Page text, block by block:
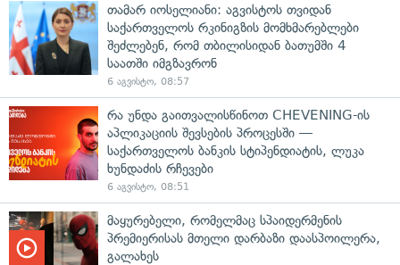
თამარ იოსელიანი: აგვისტოს თვიდან
საქართველოს რკინიგზის მომხმარებლები
შეძლებენ, რომ თბილისიდან ბათუმში 4
საათში იმგზავრონ
6 აგვისტო, 08:57
რა უნდა გაითვალისწინოთ CHEVENING-ის
აპლიკაციის შევსების პროცესში —
საქართველოს ბანკის სტიპენდიატის, ლუკა
ხუნდაძის რჩევები
6 აგვისტო, 08:51
მაყურებელი, რომელმაც სპაიდერმენის
პრემიერისას მთელი დარბაზი დაასპოილერა,
გალახეს